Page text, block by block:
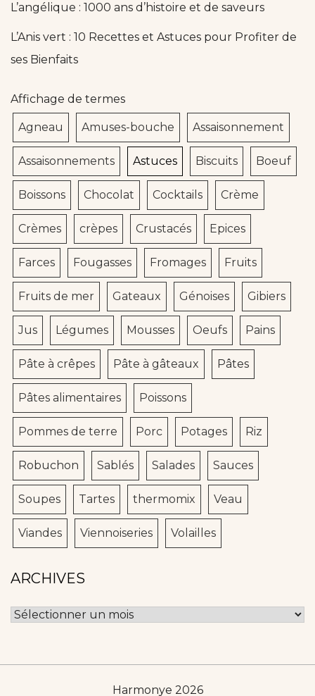
L’angélique : 1000 ans d’histoire et de saveurs
L’Anis vert : 10 Recettes et Astuces pour Profiter de
ses Bienfaits
Affichage de termes
Agneau Amuses-bouche Assaisonnement
Assaisonnements Astuces Biscuits Boeuf
Boissons Chocolat Cocktails Crème
Crèmes crèpes Crustacés Epices
Farces Fougasses Fromages Fruits
Fruits de mer Gateaux Génoises Gibiers
Jus Légumes Mousses Oeufs Pains
Pâte à crêpes Pâte à gâteaux Pâtes
Pâtes alimentaires Poissons
Pommes de terre Porc Potages Riz
Robuchon Sablés Salades Sauces
Soupes Tartes thermomix Veau
Viandes Viennoiseries Volailles
ARCHIVES
Archives
Harmonye 2026